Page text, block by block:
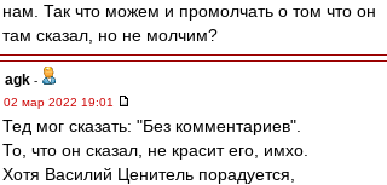
нам. Так что можем и промолчать о том что он
там сказал, но не молчим?
agk -
02 мар 2022 19:01
Тед мог сказать: "Без комментариев".
То, что он сказал, не красит его, имхо.
Хотя Василий Ценитель порадуется,